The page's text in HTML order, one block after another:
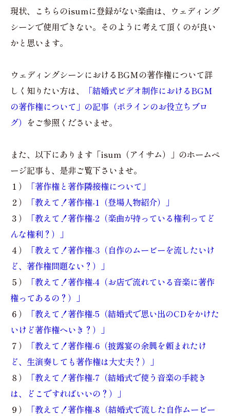
現状、こちらのisumに登録がない楽曲は、ウェディング
シーンで使用できない。そのように考えて頂くのが良い
かと思います。
ウェディングシーンにおけるBGMの著作権について詳
しく知りたい方は、
「結婚式ビデオ制作におけるBGM
の著作権について」の記事（ポラインのお役立ちブロ
グ） をご参照くださいませ。
また、以下にあります「isum（アイサム）」のホームペ
ージ記事も、是非ご覧下さいませ。
１）
「著作権と著作隣接権について」
２）
「教えて！著作権-1（登場人物紹介）」
３）
「教えて！著作権-2（楽曲が持っている権利ってど
んな権利？）」
４）
「教えて！著作権-3（自作のムービーを流したいけ
ど、著作権問題ない？）」
５）
「教えて！著作権-4（お店で流れている音楽に著作
権ってあるの？）」
６）
「教えて！著作権-5（結婚式で思い出のCDをかけた
いけど著作権へいき？）」
７）
「教えて！著作権-6（披露宴の余興を頼まれたけ
ど、生演奏しても著作権は大丈夫？）」
８）
「教えて！著作権-7（結婚式で使う音楽の手続き
は、どこですればいいの？）」
９）
「教えて！著作権-8（結婚式で流した自作ムービー